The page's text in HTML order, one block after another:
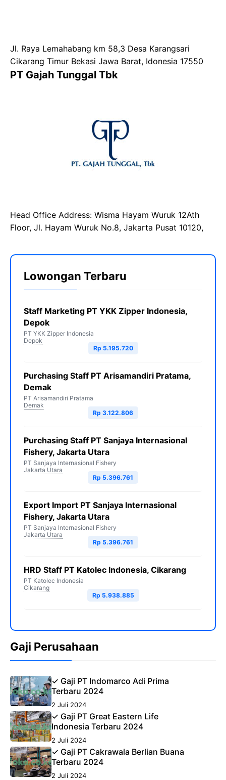
Jl. Raya Lemahabang km 58,3 Desa Karangsari
Cikarang Timur Bekasi Jawa Barat, Idonesia 17550
PT Gajah Tunggal Tbk
Head Office Address: Wisma Hayam Wuruk 12Ath
Floor, Jl. Hayam Wuruk No.8, Jakarta Pusat 10120,
Lowongan Terbaru
Staff Marketing PT YKK Zipper Indonesia,
Depok
PT YKK Zipper Indonesia
Depok
Rp 5.195.720
Purchasing Staff PT Arisamandiri Pratama,
Demak
PT Arisamandiri Pratama
Demak
Rp 3.122.806
Purchasing Staff PT Sanjaya Internasional
Fishery, Jakarta Utara
PT Sanjaya Internasional Fishery
Jakarta Utara
Rp 5.396.761
Export Import PT Sanjaya Internasional
Fishery, Jakarta Utara
PT Sanjaya Internasional Fishery
Jakarta Utara
Rp 5.396.761
HRD Staff PT Katolec Indonesia, Cikarang
PT Katolec Indonesia
Cikarang
Rp 5.938.885
Gaji Perusahaan
✓ Gaji PT Indomarco Adi Prima
Terbaru 2024
2 Juli 2024
✓ Gaji PT Great Eastern Life
Indonesia Terbaru 2024
2 Juli 2024
✓ Gaji PT Cakrawala Berlian Buana
Terbaru 2024
2 Juli 2024